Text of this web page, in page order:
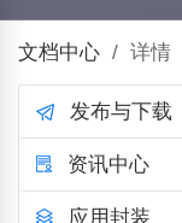
文档中心 / 详情
发布与下载
资讯中心
应用封装